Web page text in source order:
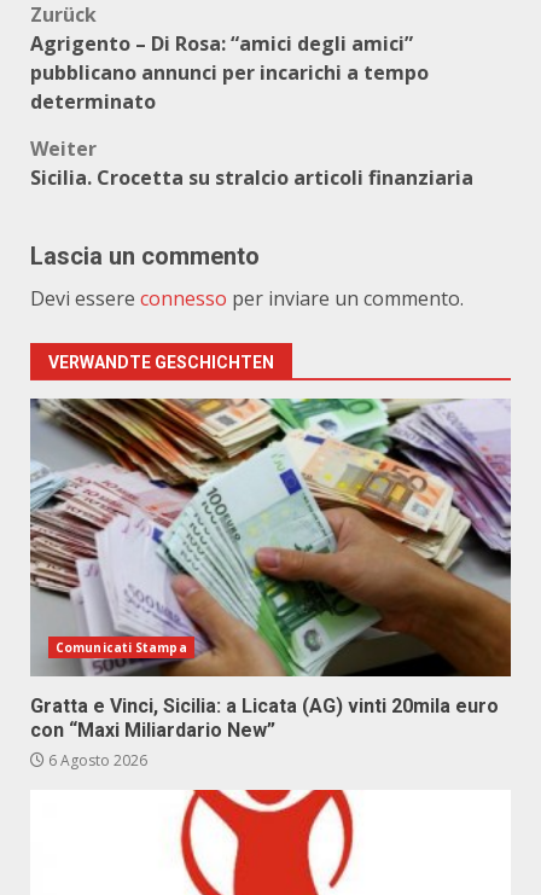
Beitragsnavigation
Zurück
Agrigento – Di Rosa: “amici degli amici”
pubblicano annunci per incarichi a tempo
determinato
Weiter
Sicilia. Crocetta su stralcio articoli finanziaria
Lascia un commento
Devi essere connesso per inviare un commento.
VERWANDTE GESCHICHTEN
Comunicati Stampa
Gratta e Vinci, Sicilia: a Licata (AG) vinti 20mila euro
con “Maxi Miliardario New”
6 Agosto 2026